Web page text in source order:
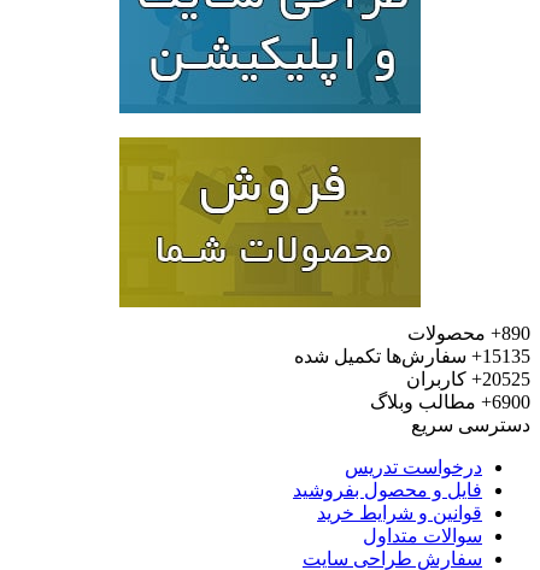
محصولات
سفارش‌ها تکمیل شده
کاربران
مطالب وبلاگ
سریع
درخواست تدریس
فایل و محصول بفروشید
قوانین و شرایط خرید
سوالات متداول
سفارش طراحی سایت